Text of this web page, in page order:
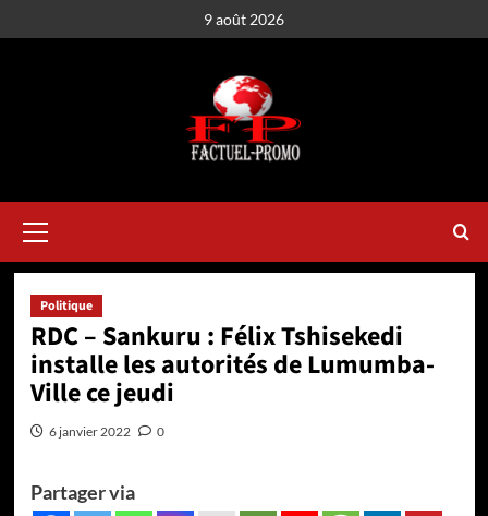
au
9 août 2026
principal
Politique
RDC – Sankuru : Félix Tshisekedi
installe les autorités de Lumumba-
Ville ce jeudi
6 janvier 2022 0
Partager via